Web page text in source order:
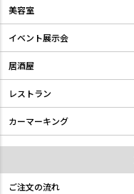
美容室
イベント展示会
居酒屋
レストラン
カーマーキング
ご注文の流れ